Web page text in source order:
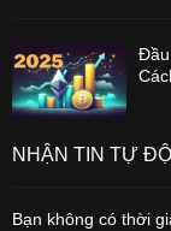
Đầu
NHẬN TIN TỰ
Bạn không có thời